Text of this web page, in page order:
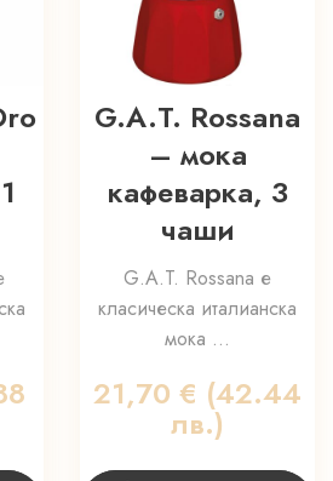
G.A.T. Rossana
– мока
кафеварка, 3
чаши
G.A.T. Rossana е
класическа италианска
мока ...
21,70 € (42.44
лв.)